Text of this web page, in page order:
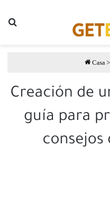
Casa >
Creación de
guía para
consejos